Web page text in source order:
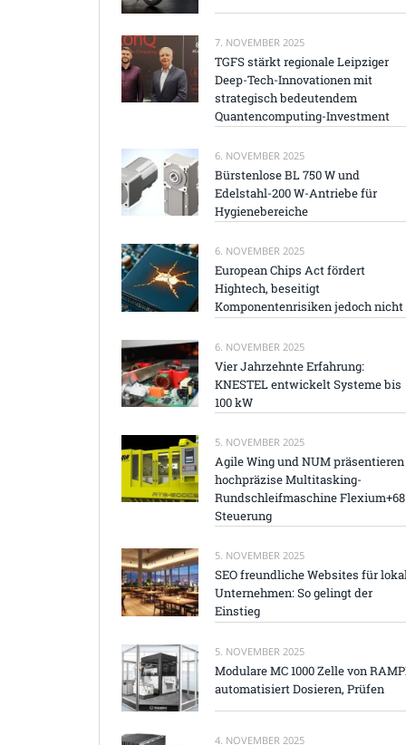
7. NOVEMBER 2025
TGFS stärkt regionale Leipziger
Deep-Tech-Innovationen mit
strategisch bedeutendem
Quantencomputing-Investment
6. NOVEMBER 2025
Bürstenlose BL 750 W und
Edelstahl-200 W-Antriebe für
Hygienebereiche
6. NOVEMBER 2025
European Chips Act fördert
Hightech, beseitigt
Komponentenrisiken jedoch nicht
6. NOVEMBER 2025
Vier Jahrzehnte Erfahrung:
KNESTEL entwickelt Systeme bis
100 kW
5. NOVEMBER 2025
Agile Wing und NUM präsentieren
hochpräzise Multitasking-
Rundschleifmaschine Flexium+68
Steuerung
5. NOVEMBER 2025
SEO freundliche Websites für
Unternehmen: So gelingt der
Einstieg
5. NOVEMBER 2025
Modulare MC 1000 Zelle von
automatisiert Dosieren, Prüfen
4. NOVEMBER 2025